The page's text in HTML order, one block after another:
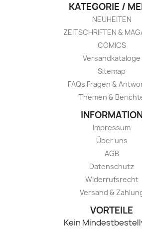
KATEGORIE /
NEUHEITEN
ZEITSCHRIFTEN &
COMICS
Versandkataloge
Sitemap
FAQs Fragen &
Themen &
Impressum
Über uns
AGB
Datenschutz
Widerrufsrecht
Versand &
VORTEILE
Kein